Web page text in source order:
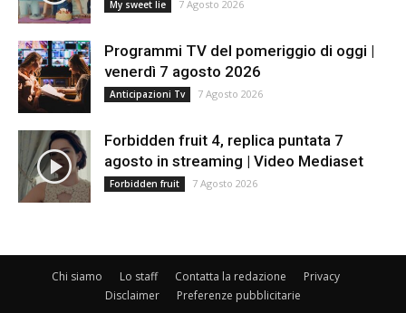
My sweet lie 7 Agosto 2026
Programmi TV del pomeriggio di oggi |
venerdì 7 agosto 2026
Anticipazioni Tv 7 Agosto 2026
Forbidden fruit 4, replica puntata 7
agosto in streaming | Video Mediaset
Forbidden fruit 7 Agosto 2026
Chi siamo Lo staff Contatta la redazione
Privacy
Disclaimer
Preferenze pubblicitarie